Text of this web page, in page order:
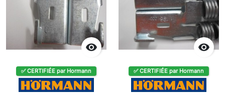

✅ CERTIFIÉE par Hormann

✅ CERTIFIÉE par Hormann